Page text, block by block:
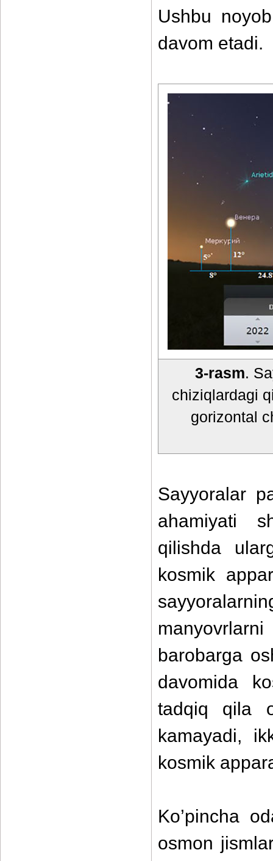
Ushbu
davom etadi.
3-rasm.
chiziqlardagi
gorizontal
Sayyoralar
ahamiyati
qilishda
kosmik
barobarga
davomida
tadqiq qila
kamayadi,
kosmik
Ko’pincha
osmon